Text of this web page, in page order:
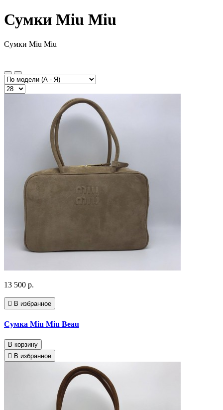
Сумки Miu Miu
Сумки Miu Miu
13 500 р.
В избранное
Сумка Miu Miu Beau
В корзину
В избранное